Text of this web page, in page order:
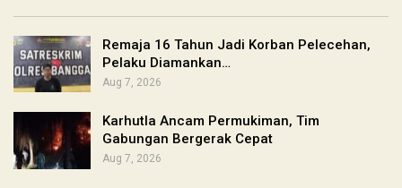
Remaja 16 Tahun Jadi Korban Pelecehan,
Pelaku Diamankan…
Aug 7, 2026
Karhutla Ancam Permukiman, Tim
Gabungan Bergerak Cepat
Aug 7, 2026